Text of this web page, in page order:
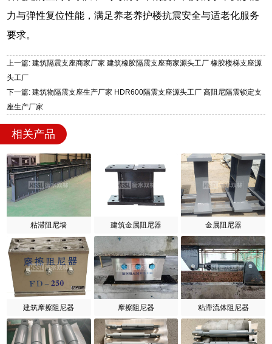
力与弹性复位性能，满足养老养护楼抗震安全与适老化服务
要求。
上一篇: 建筑隔震支座商家厂家 建筑橡胶隔震支座商家源头工厂 橡胶楼梯支座源
头工厂
下一篇: 建筑物隔震支座生产厂家 HDR600隔震支座源头工厂 高阻尼隔震锁定支
座生产厂家
相关产品
粘滞阻尼墙 建筑金属阻尼器 金属阻尼器
建筑摩擦阻尼器 摩擦阻尼器 粘滞流体阻尼器